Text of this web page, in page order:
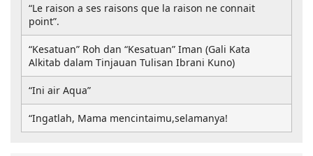
“Le raison a ses raisons que la raison ne connait
point”.
“Kesatuan” Roh dan “Kesatuan” Iman (Gali Kata
Alkitab dalam Tinjauan Tulisan Ibrani Kuno)
“Ini air Aqua”
“Ingatlah, Mama mencintaimu,selamanya!